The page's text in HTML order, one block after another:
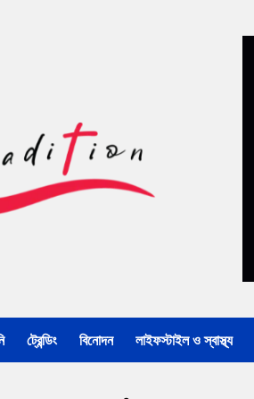
ট্রেন্ডিং বিনোদন লাইফস্টাইল ও স্বাস্থ্য